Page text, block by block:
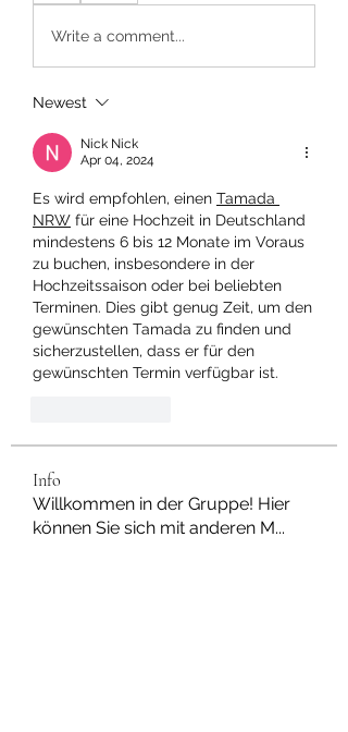
Write a comment...
Newest
Nick Nick
Apr 04, 2024
Es wird empfohlen, einen Tamada
NRW für eine Hochzeit in Deutschland
mindestens 6 bis 12 Monate im Voraus
zu buchen, insbesondere in der
Hochzeitssaison oder bei beliebten
Terminen. Dies gibt genug Zeit, um den
gewünschten Tamada zu finden und
sicherzustellen, dass er für den
gewünschten Termin verfügbar ist.
Info
Willkommen in der Gruppe! Hier
können Sie sich mit anderen M...